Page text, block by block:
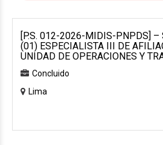
[P.S. 012-2026-MIDIS-PNPDS] –
(01) ESPECIALISTA III DE
UNIDAD DE OPERACIONES Y
Concluido
Lima